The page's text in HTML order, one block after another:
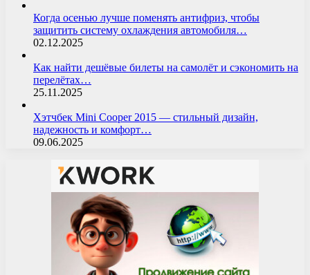
Когда осенью лучше поменять антифриз, чтобы
защитить систему охлаждения автомобиля…
02.12.2025
Как найти дешёвые билеты на самолёт и сэкономить на
перелётах…
25.11.2025
Хэтчбек Mini Cooper 2015 — стильный дизайн,
надежность и комфорт…
09.06.2025